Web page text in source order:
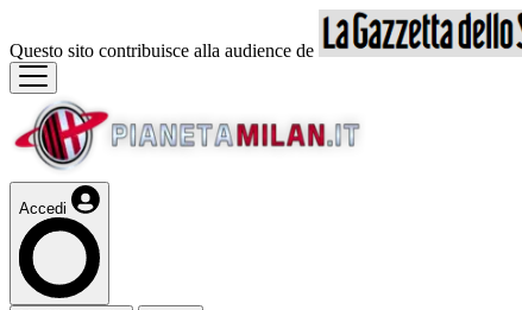
Questo sito contribuisce alla audience de
Accedi